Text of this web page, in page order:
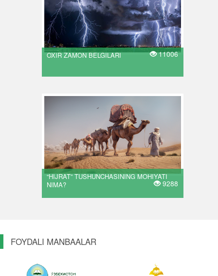
OXIR ZAMON BELGILARI 11006
“HIJRAT” TUSHUNCHASINING MOHIYATI
NIMA?
9288
FOYDALI MANBAALAR